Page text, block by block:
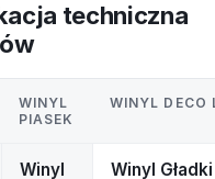
techniczna
WINYL
PIASEK
WINYL DECO
Winyl Winyl Gładki